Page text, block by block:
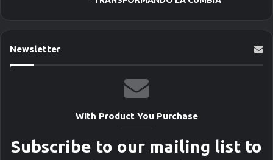
Newsletter
With Product You Purchase
Subscribe to our mailing list to